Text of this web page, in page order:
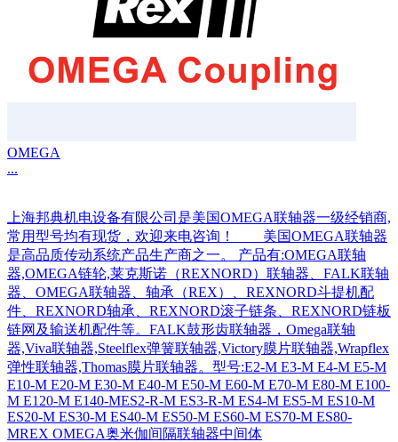
OMEGA
...
上海邦典机电设备有限公司是美国OMEGA联轴器一级经销商,
常用型号均有现货，欢迎来电咨询！ 美国OMEGA联轴器
是高品质传动系统产品生产商之一。 产品有:OMEGA联轴
器,OMEGA链轮,莱克斯诺（REXNORD）联轴器、FALK联轴
器、OMEGA联轴器、轴承（REX）、REXNORD斗提机配
件、REXNORD轴承、REXNORD滚子链条、REXNORD链板
链网及输送机配件等。FALK鼓形齿联轴器，Omega联轴
器,Viva联轴器,Steelflex弹簧联轴器,Victory膜片联轴器,Wrapflex
弹性联轴器,Thomas膜片联轴器。型号:E2-M E3-M E4-M E5-M
E10-M E20-M E30-M E40-M E50-M E60-M E70-M E80-M E100-
M E120-M E140-MES2-R-M ES3-R-M ES4-M ES5-M ES10-M
ES20-M ES30-M ES40-M ES50-M ES60-M ES70-M ES80-
MREX OMEGA奥米伽间隔联轴器中间体